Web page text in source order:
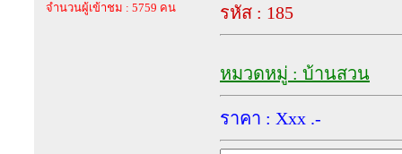
จำนวนผู้เข้าชม : 5759 คน รหัส : 185
หมวดหมู่ : บ้านสวน
ราคา : Xxx .-